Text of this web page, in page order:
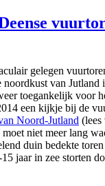
gelegen
van Jutland
toegankelijk voor
een kijkje bij de
Noord-Jutland (lees
niet meer lang
duin bedekte
jaar in zee storten